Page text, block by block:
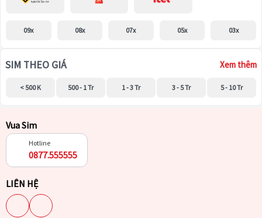
09x 08x 07x 05x 03x
SIM THEO GIÁ Xem thêm
< 500 K 500 - 1 Tr 1 - 3 Tr 3 - 5 Tr 5 - 10 Tr
Vua Sim
Hotline
0877.555555
LIÊN HỆ